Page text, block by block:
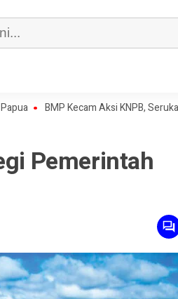
BMP Kecam Aksi KNPB, Serukan
Pemerintah